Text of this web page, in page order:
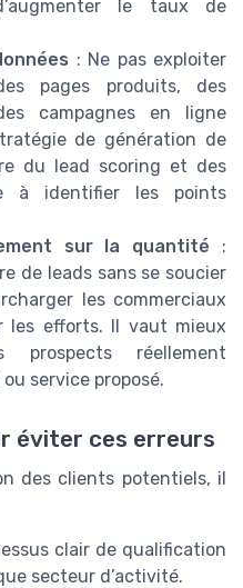
le taux de
: Ne pas exploiter
pages produits, des
campagnes en ligne
de génération de
du lead scoring et des
à identifier les points
sur la quantité :
de leads sans se soucier
les commerciaux
les efforts. Il vaut mieux
prospects réellement
service proposé.
éviter ces erreurs
des clients potentiels, il
clair de qualification
secteur d’activité.